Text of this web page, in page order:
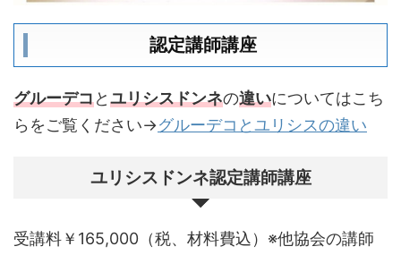
認定講師講座
グルーデコとユリシスドンネの違いについてはこち
らをご覧ください→グルーデコとユリシスの違い
ユリシスドンネ認定講師講座
受講料￥165,000（税、材料費込）※他協会の講師